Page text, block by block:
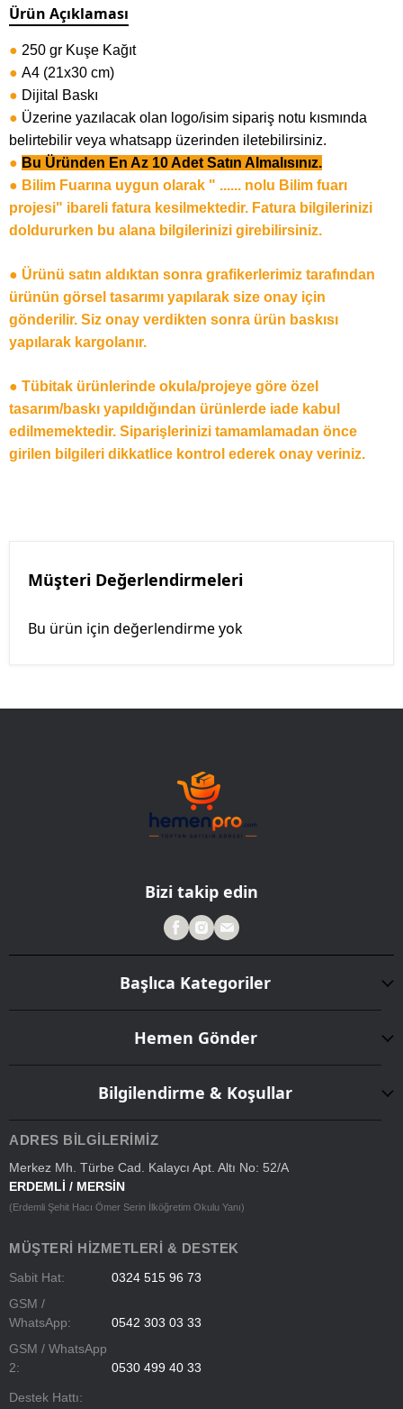
Ürün Açıklaması
● 250 gr Kuşe Kağıt
● A4 (21x30 cm)
● Dijital Baskı
● Üzerine yazılacak olan logo/isim sipariş notu kısmında
belirtebilir veya whatsapp üzerinden iletebilirsiniz.
● Bu Üründen En Az 10 Adet Satın Almalısınız.
● Bilim Fuarına uygun olarak " ...... nolu Bilim fuarı
projesi" ibareli fatura kesilmektedir. Fatura bilgilerinizi
doldururken bu alana bilgilerinizi girebilirsiniz.
● Ürünü satın aldıktan sonra grafikerlerimiz tarafından
ürünün görsel tasarımı yapılarak size onay için
gönderilir. Siz onay verdikten sonra ürün baskısı
yapılarak kargolanır.
● Tübitak ürünlerinde okula/projeye göre özel
tasarım/baskı yapıldığından ürünlerde iade kabul
edilmemektedir. Siparişlerinizi tamamlamadan önce
girilen bilgileri dikkatlice kontrol ederek onay veriniz.
Müşteri Değerlendirmeleri
Bu ürün için değerlendirme yok
Bizi takip edin
Başlıca Kategoriler
Hemen Gönder
Bilgilendirme & Koşullar
ADRES BILGILERIMIZ
Merkez Mh. Türbe Cad. Kalaycı Apt. Altı No: 52/A
ERDEMLİ / MERSİN
(Erdemli Şehit Hacı Ömer Serin İlköğretim Okulu Yanı)
MÜŞTERI HIZMETLERI & DESTEK
Sabit Hat:
0324 515 96 73
GSM /
WhatsApp:
0542 303 03 33
GSM / WhatsApp
2:
0530 499 40 33
Destek Hattı: